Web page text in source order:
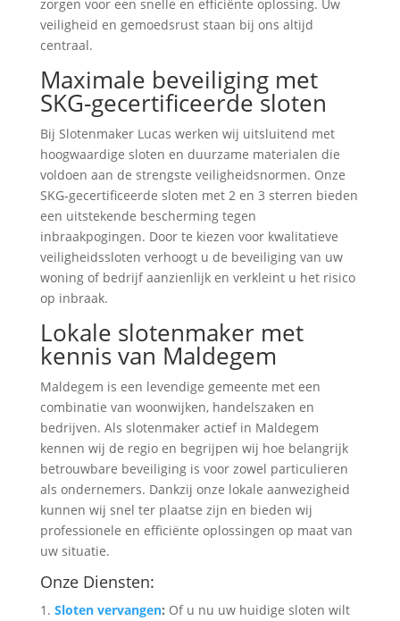
zorgen voor een snelle en efficiënte oplossing. Uw
veiligheid en gemoedsrust staan bij ons altijd
centraal.
Maximale beveiliging met
SKG-gecertificeerde sloten
Bij Slotenmaker Lucas werken wij uitsluitend met
hoogwaardige sloten en duurzame materialen die
voldoen aan de strengste veiligheidsnormen. Onze
SKG-gecertificeerde sloten met 2 en 3 sterren bieden
een uitstekende bescherming tegen
inbraakpogingen. Door te kiezen voor kwalitatieve
veiligheidssloten verhoogt u de beveiliging van uw
woning of bedrijf aanzienlijk en verkleint u het risico
op inbraak.
Lokale slotenmaker met
kennis van Maldegem
Maldegem is een levendige gemeente met een
combinatie van woonwijken, handelszaken en
bedrijven. Als slotenmaker actief in Maldegem
kennen wij de regio en begrijpen wij hoe belangrijk
betrouwbare beveiliging is voor zowel particulieren
als ondernemers. Dankzij onze lokale aanwezigheid
kunnen wij snel ter plaatse zijn en bieden wij
professionele en efficiënte oplossingen op maat van
uw situatie.
Onze Diensten:
Sloten vervangen: Of u nu uw huidige sloten wilt